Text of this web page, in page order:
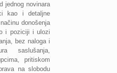
jednog novinara
kao i detaljne
donošenja
i poziciji i ulozi
bez naloga i
saslušanja,
pritiskom
na slobodu